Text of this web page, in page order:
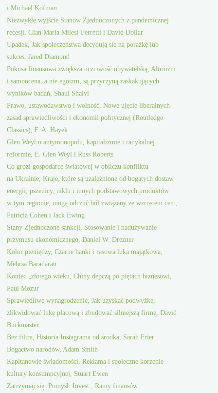
i Michael Kofman
Niezwykłe wyjście Stanów Zjednoczonych z pandemicznej
recesji, Gian Maria Milesi-Ferretti i David Dollar
Upadek, Jak społeczeństwa decydują się na porażkę lub
sukces, Jared Diamond
Pokusa finansowa zwiększa uczciwość obywatelską, Altruizm
i samoocena, a nie egoizm, są przyczyną zaskakujących
wyników badań, Shaul Shalvi
Prawo, ustawodawstwo i wolność, Nowe ujęcie liberalnych
zasad sprawiedliwości i ekonomii politycznej (Routledge
Classics), F. A. Hayek
Glen Weyl o antymonopolu, kapitalizmie i radykalnej
reformie, E. Glen Weyl i Russ Roberts
Co grozi gospodarce światowej w obliczu konfliktu
na Ukrainie, Kraje, które są uzależnione od bogatych dostaw
energii, pszenicy, niklu i innych podstawowych produktów
w tym regionie, mogą odczuć ból związany ze wzrostem cen.,
Patricia Cohen i Jack Ewing
Stany Zjednoczone sankcji, Stosowanie i nadużywanie
przymusu ekonomicznego, Daniel W. Drezner
Kolor pieniędzy, Czarne banki i rasowa luka majątkowa,
Mehrsa Baradaran
Koniec „złotego wieku, Chiny depczą po piętach biznesowi,
Paul Mozur
Sprawiedliwe wynagrodzenie, Jak uzyskać podwyżkę,
zlikwidować lukę płacową i zbudować silniejszą firmę, David
Buckmaster
Bez filtra, Historia Instagrama od środka, Sarah Frier
Bogactwo narodów, Adam Smith
Kapitanowie świadomości, Reklama i społeczne korzenie
kultury konsumpcyjnej, Stuart Ewen
Zatrzymaj się. Pomyśl. Invest., Ramy finansów